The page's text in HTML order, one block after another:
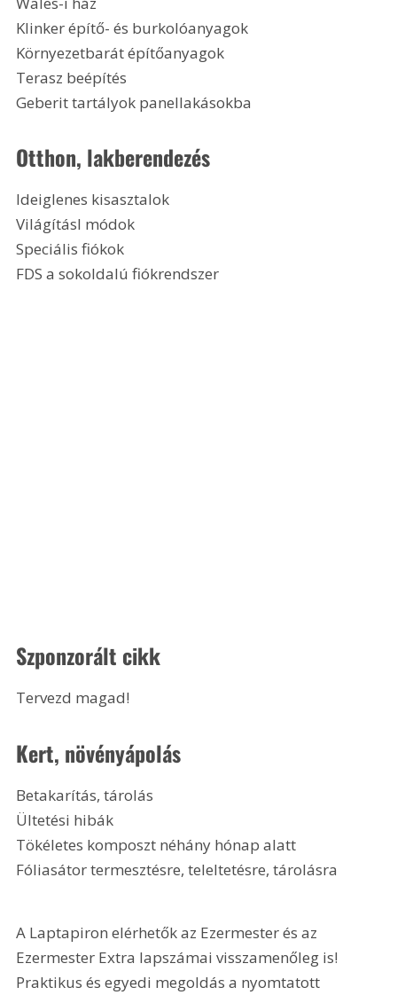
Klinker építő- és burkolóanyagok
Környezetbarát építőanyagok
Terasz beépítés
Geberit tartályok panellakásokba
Otthon, lakberendezés
Ideiglenes kisasztalok
VilágításI módok
Speciális fiókok
FDS a sokoldalú fiókrendszer
Szponzorált cikk
Tervezd magad!
Kert, növényápolás
Betakarítás, tárolás
Ültetési hibák
Tökéletes komposzt néhány hónap alatt
Fóliasátor termesztésre, teleltetésre, tárolásra
A Laptapiron elérhetők az Ezermester és az
Ezermester Extra lapszámai visszamenőleg is!
Praktikus és egyedi megoldás a nyomtatott